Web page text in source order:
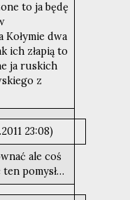
to ja będę
Kołymie dwa
ich złapią to
ja ruskich
z
23:08)
ale coś
pomysł…